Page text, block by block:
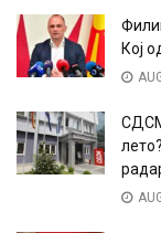
Кој